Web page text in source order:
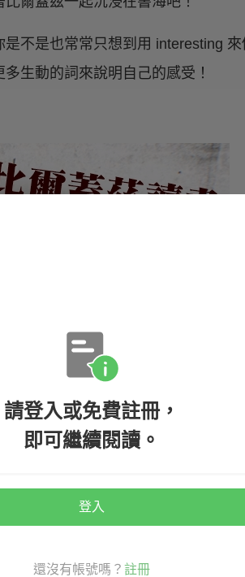
不是也常常只想到用 interesting
生動的詞來說明自己的感受！
predictable.（那本書很有趣，
請登入或免費註冊，
即可繼續閱讀。
登入
還沒有帳號嗎？ 註冊